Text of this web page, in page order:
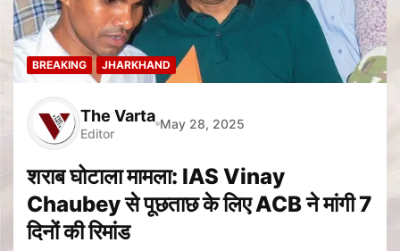
BREAKING JHARKHAND
The Varta
Editor
May 28, 2025
शराब घोटाला मामला: IAS Vinay
Chaubey से पूछताछ के लिए ACB ने मांगी 7
दिनों की रिमांड